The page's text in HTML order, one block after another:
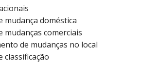
mudança doméstica
mudanças comerciais
de mudanças no local
classificação